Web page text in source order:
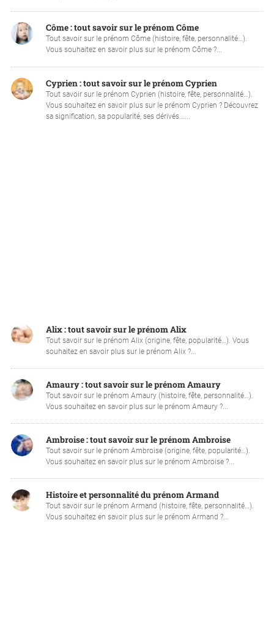
Côme : tout savoir sur le prénom Côme
Tout savoir sur le prénom Côme (histoire, fête, personnalité…).
Vous souhaitez en savoir plus sur le prénom Côme ?...
Cyprien : tout savoir sur le prénom Cyprien
Tout savoir sur le prénom Cyprien (histoire, fête, personnalité…).
Vous souhaitez en savoir plus sur le prénom Cyprien ? Découvrez
sa signification, sa popularité, ses dérivés......
Alix : tout savoir sur le prénom Alix
Tout savoir sur le prénom Alix (origine, fête, popularité…). Vous
souhaitez en savoir plus sur le prénom Alix ?...
Amaury : tout savoir sur le prénom Amaury
Tout savoir sur le prénom Amaury (histoire, fête, personnalité…).
Vous souhaitez en savoir plus sur le prénom Amaury ?...
Ambroise : tout savoir sur le prénom Ambroise
Tout savoir sur le prénom Ambroise (origine, fête, popularité…).
Vous souhaitez en savoir plus sur le prénom Ambroise ?...
Histoire et personnalité du prénom Armand
Tout savoir sur le prénom Armand (histoire, fête, personnalité…).
Vous souhaitez en savoir plus sur le prénom Armand ?...